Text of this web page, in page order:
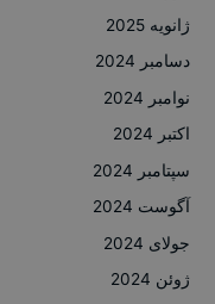
ژانویه 2025
دسامبر 2024
نوامبر 2024
اکتبر 2024
سپتامبر 2024
آگوست 2024
جولای 2024
ژوئن 2024